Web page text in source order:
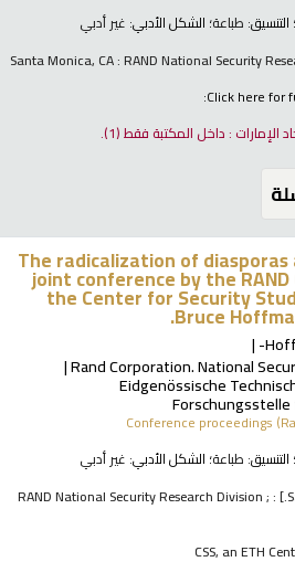
؛ التنسيق: طباعة؛ الشكل الأدبي: غير أدبي
Santa Monica, CA : RAND National Security
Click here for
الإمارات : داخل المكتبة فقط(1).
The radicalization of
joint conference by the
the Center for Security
Bruce
Rand Corporation. National
Eidgenössische
Conference proceedings
؛ التنسيق: طباعة؛ الشكل الأدبي: غير أدبي
[Santa Monica, Calif.] : RAND National Security Research Division ;